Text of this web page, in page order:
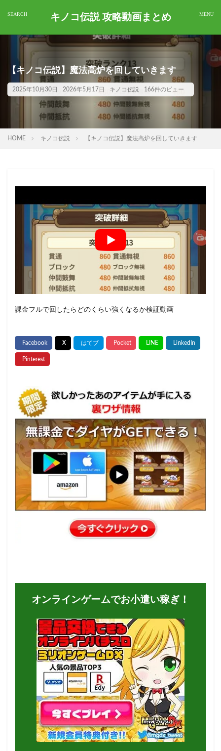
キノコ伝説 攻略動画まとめ
【キノコ伝説】魔法高炉を回していきます
2025年10月30日 2026年5月17日 キノコ伝説 166件のビュー
HOME キノコ伝説 【キノコ伝説】魔法高炉を回していきます
課金フルで回したらどのくらい強くなるか検証動画
オンラインゲームでお小遣い稼ぎ！